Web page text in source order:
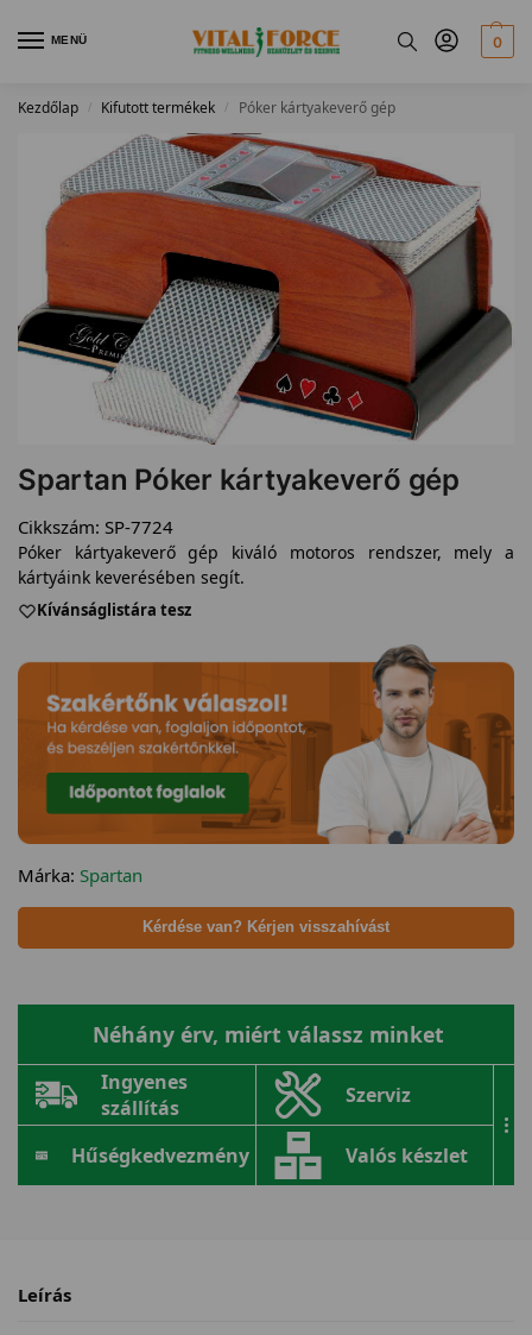
MENÜ 0
Kezdőlap / Kifutott termékek / Póker kártyakeverő gép
Spartan Póker kártyakeverő gép
Cikkszám: SP-7724
Póker kártyakeverő gép kiváló motoros rendszer, mely a
kártyáink keverésében segít.
Kívánságlistára tesz
Márka: Spartan
Kérdése van? Kérjen visszahívást
Néhány érv, miért válassz minket
Ingyenes
szállítás
Szerviz
Hűségkedvezmény Valós készlet
...
Leírás